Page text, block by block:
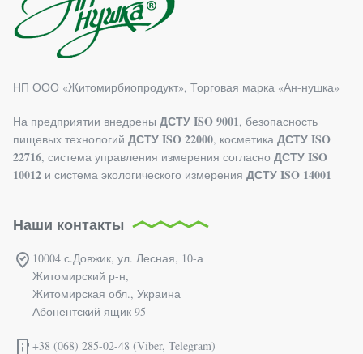
НП ООО «Житомирбиопродукт», Торговая марка «Ан-нушка»
На предприятии внедрены ДСТУ ISO 9001, безопасность
пищевых технологий ДСТУ ISO 22000, косметика ДСТУ ISO
22716, система управления измерения согласно ДСТУ ISO
10012 и система экологического измерения ДСТУ ISO 14001
Наши контакты
10004 с.Довжик, ул. Лесная, 10-а
Житомирский р-н,
Житомирская обл., Украина
Абонентский ящик 95
+38 (068) 285-02-48 (Viber, Telegram)